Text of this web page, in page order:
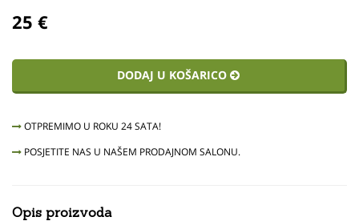
25 €
DODAJ U KOŠARICO
OTPREMIMO U ROKU 24 SATA!
POSJETITE NAS U NAŠEM PRODAJNOM SALONU.
Opis proizvoda